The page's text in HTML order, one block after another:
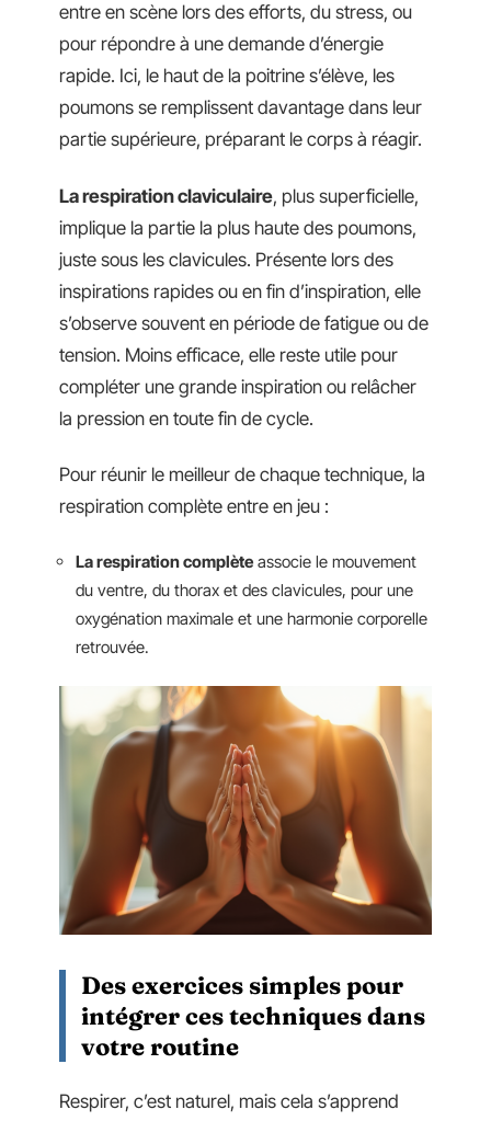
entre en scène lors des efforts, du stress, ou
pour répondre à une demande d’énergie
rapide. Ici, le haut de la poitrine s’élève, les
poumons se remplissent davantage dans leur
partie supérieure, préparant le corps à réagir.
La respiration claviculaire, plus superficielle,
implique la partie la plus haute des poumons,
juste sous les clavicules. Présente lors des
inspirations rapides ou en fin d’inspiration, elle
s’observe souvent en période de fatigue ou de
tension. Moins efficace, elle reste utile pour
compléter une grande inspiration ou relâcher
la pression en toute fin de cycle.
Pour réunir le meilleur de chaque technique, la
respiration complète entre en jeu :
La respiration complète associe le mouvement
du ventre, du thorax et des clavicules, pour une
oxygénation maximale et une harmonie corporelle
retrouvée.
Des exercices simples pour
intégrer ces techniques dans
votre routine
Respirer, c’est naturel, mais cela s’apprend